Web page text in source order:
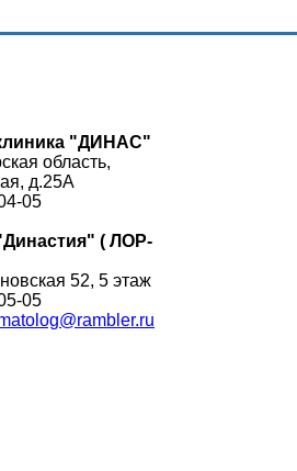
"ДИНАС"
область,
д.25А
05
( ЛОР-
52, 5 этаж
05